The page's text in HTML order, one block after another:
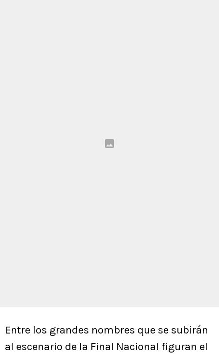
Entre los grandes nombres que se subirán
al escenario de la Final Nacional figuran el